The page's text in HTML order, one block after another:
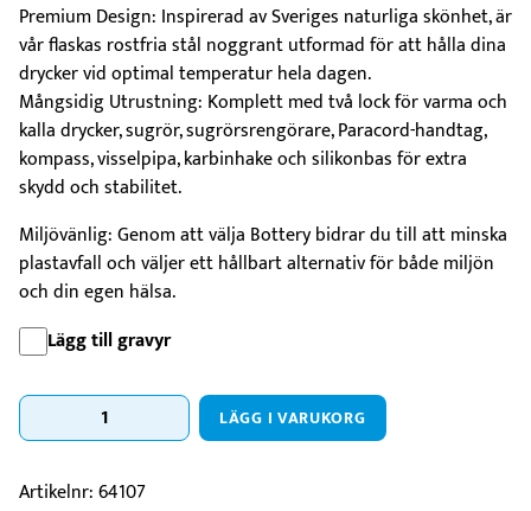
Premium Design: Inspirerad av Sveriges naturliga skönhet, är
vår flaskas rostfria stål noggrant utformad för att hålla dina
drycker vid optimal temperatur hela dagen.
Mångsidig Utrustning: Komplett med två lock för varma och
kalla drycker, sugrör, sugrörsrengörare, Paracord-handtag,
kompass, visselpipa, karbinhake och silikonbas för extra
skydd och stabilitet.
Miljövänlig: Genom att välja Bottery bidrar du till att minska
plastavfall och väljer ett hållbart alternativ för både miljön
och din egen hälsa.
Lägg till gravyr
Bottery
Flaska
liter
LÄGG I VARUKORG
Artikelnr:64107